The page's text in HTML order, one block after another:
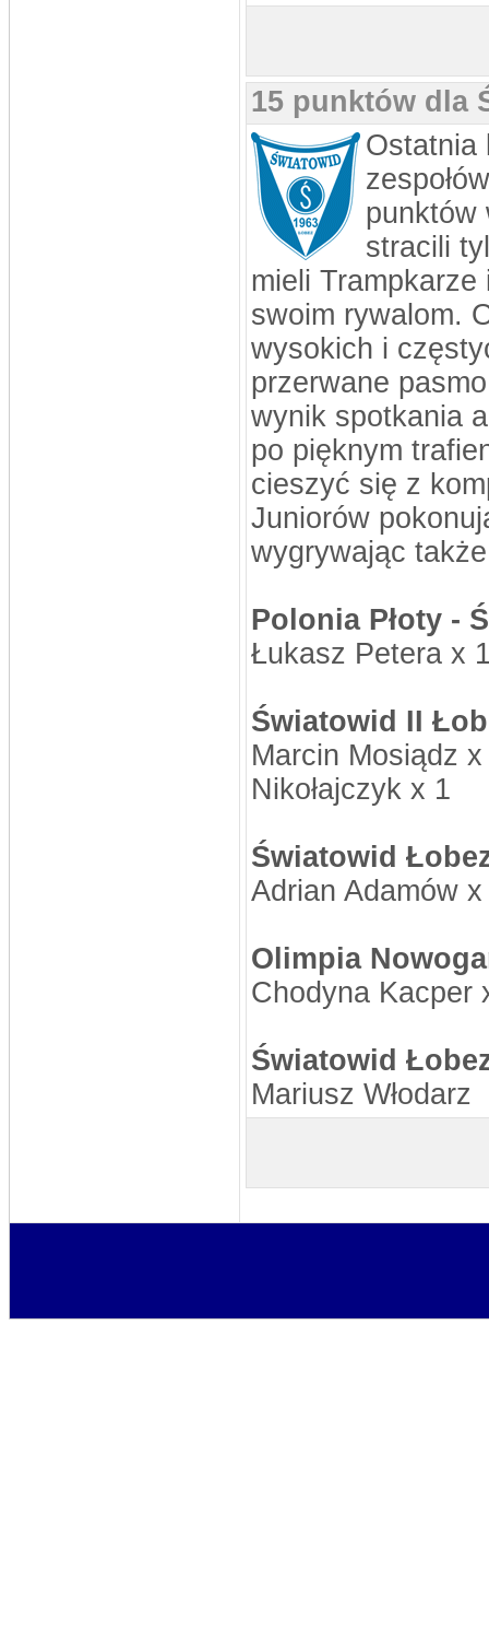
15 punktów dla
Ostatnia
punktów
stracili
mieli
swoim rywalom.
wysokich i
przerwane
wynik spotkania
po pięknym
cieszyć się z
Juniorów
wygrywając
Polonia Płoty -
Łukasz Petera x
Światowid II
Marcin Mosiądz
Nikołajczyk x 1
Światowid
Adrian Adamów
Olimpia
Chodyna Kacper
Światowid
Mariusz Włodarz